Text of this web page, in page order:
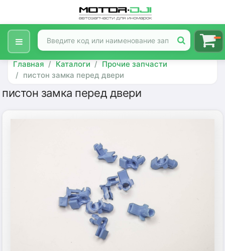
Главная Каталоги
Прочие запчасти
пистон замка перед двери
пистон замка перед двери